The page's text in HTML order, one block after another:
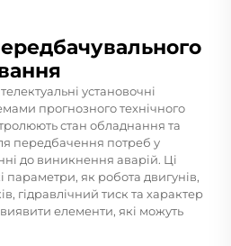
установочні
прогнозного технічного
стан обладнання та
передбачення потреб у
до виникнення аварій. Ці
параметри, як робота двигунів,
гідравлічний тиск та характер
елементи, які можуть